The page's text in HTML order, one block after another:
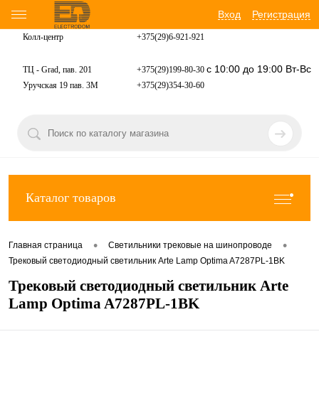
Вход Регистрация
Колл-центр +375(29)6-921-921
ТЦ - Grad, пав. 201 +375(29)199-80-30 с 10:00 до 19:00 Вт-Вс
Уручская 19 пав. 3М +375(29)354-30-60
Каталог товаров
Главная страница • Светильники трековые на шинопроводе •
Трековый светодиодный светильник Arte Lamp Optima A7287PL-1BK
Трековый светодиодный светильник Arte
Lamp Optima A7287PL-1BK